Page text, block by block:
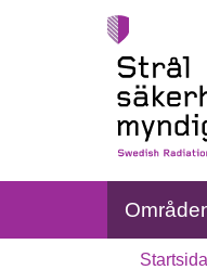
Startsida